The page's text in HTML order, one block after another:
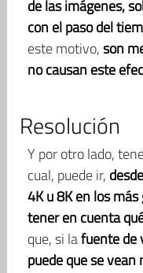
de las imágenes,
con el paso del
este motivo,son
no causan este
Resolución
Y por otro lado,
cual, puede ir,
4K u 8K en los
tener en cuenta
que, si lafuente de
puede que se vean